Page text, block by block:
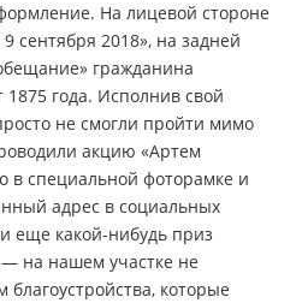
На лицевой стороне
сентября 2018», на задней
гражданина
года. Исполнив свой
не смогли пройти мимо
акцию «Артем
в специальной фоторамке и
адрес в социальных
еще какой-нибудь приз
на нашем участке не
благоустройства, которые